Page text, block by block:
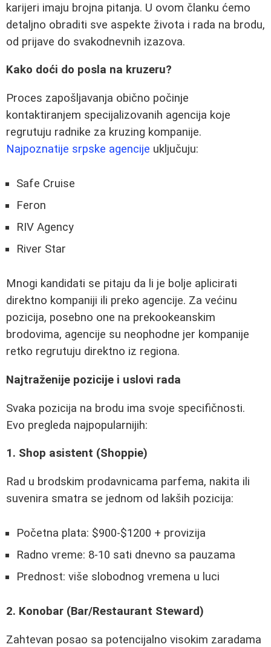
karijeri imaju brojna pitanja. U ovom članku ćemo
detaljno obraditi sve aspekte života i rada na brodu,
od prijave do svakodnevnih izazova.
Kako doći do posla na kruzeru?
Proces zapošljavanja obično počinje
kontaktiranjem specijalizovanih agencija koje
regrutuju radnike za kruzing kompanije.
Najpoznatije srpske agencije uključuju:
Safe Cruise
Feron
RIV Agency
River Star
Mnogi kandidati se pitaju da li je bolje aplicirati
direktno kompaniji ili preko agencije. Za većinu
pozicija, posebno one na prekookeanskim
brodovima, agencije su neophodne jer kompanije
retko regrutuju direktno iz regiona.
Najtraženije pozicije i uslovi rada
Svaka pozicija na brodu ima svoje specifičnosti.
Evo pregleda najpopularnijih:
1. Shop asistent (Shoppie)
Rad u brodskim prodavnicama parfema, nakita ili
suvenira smatra se jednom od lakših pozicija:
Početna plata: $900-$1200 + provizija
Radno vreme: 8-10 sati dnevno sa pauzama
Prednost: više slobodnog vremena u luci
2. Konobar (Bar/Restaurant Steward)
Zahtevan posao sa potencijalno visokim zaradama